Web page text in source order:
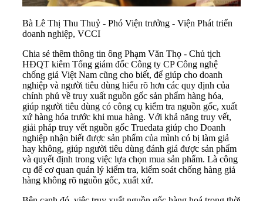
Bà Lê Thị Thu Thuỷ - Phó Viện trưởng - Viện Phát triển
doanh nghiệp, VCCI
Chia sẻ thêm thông tin ông Phạm Văn Thọ - Chủ tịch
HĐQT kiêm Tổng giám đốc Công ty CP Công nghệ
chống giả Việt Nam cũng cho biết, để giúp cho doanh
nghiệp và người tiêu dùng hiểu rõ hơn các quy định của
chính phủ về truy xuất nguồn gốc sản phẩm hàng hóa,
giúp người tiêu dùng có công cụ kiểm tra nguồn gốc, xuất
xứ hàng hóa trước khi mua hàng. Với khả năng truy vết,
giải pháp truy vết nguồn gốc Truedata giúp cho Doanh
nghiệp nhận biết được sản phẩm của mình có bị làm giả
hay không, giúp người tiêu dùng đánh giá được sản phẩm
và quyết định trong việc lựa chọn mua sản phẩm. Là công
cụ để cơ quan quản lý kiểm tra, kiểm soát chống hàng giả
hàng không rõ nguồn gốc, xuất xứ.